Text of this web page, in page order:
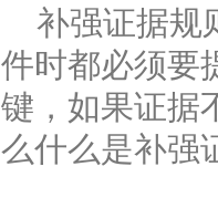
补强证据规
件时都必须要
键，如果证据
么什么是补强